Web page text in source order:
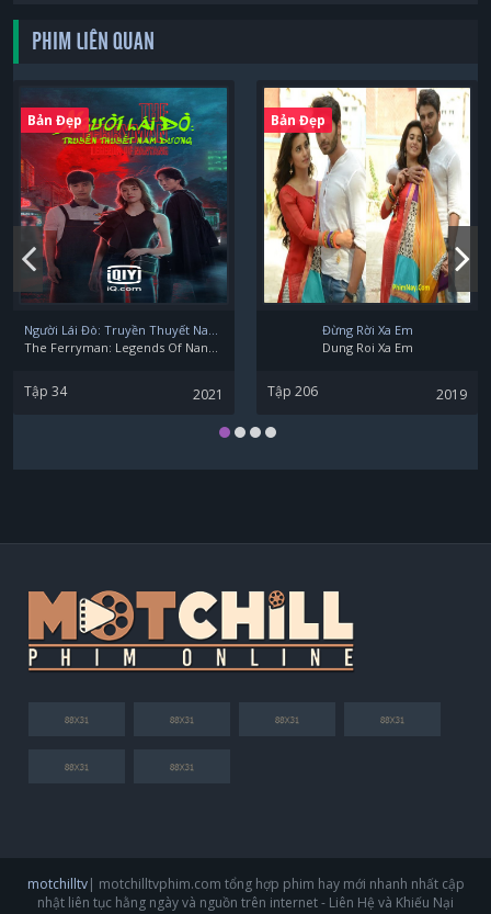
PHIM LIÊN QUAN
Bản Đẹp
Người Lái Đò: Truyền Thuyết Nam Dương
The Ferryman: Legends Of Nanyang
Tập 34 2021
Bản Đẹp
Đừng Rời Xa Em
Dung Roi Xa Em
Tập 206 2019
motchilltv| motchilltvphim.com tổng hợp phim hay mới nhanh nhất cập
nhật liên tục hằng ngày và nguồn trên internet - Liên Hệ và Khiếu Nại